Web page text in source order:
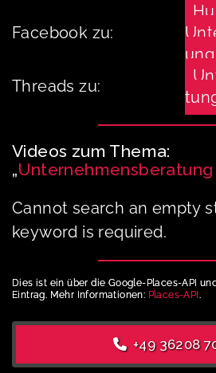
Facebook zu:
ung
Threads zu:
Videos zum Thema:
„
Cannot search an empty
keyword is required.
Dies ist ein über die Google-Places-API
Eintrag. Mehr Informationen: Places-API .
+49 36208